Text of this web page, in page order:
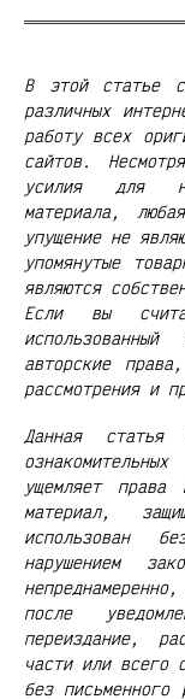
В этой статье
различных
работу всех
сайтов.
усилия для
материала,
упущение не
упомянутые
являются
Если вы
авторские
рассмотрения и
Данная статья
ущемляет права
материал,
использован
нарушением
после
переиздание,
части или всего
без письменного